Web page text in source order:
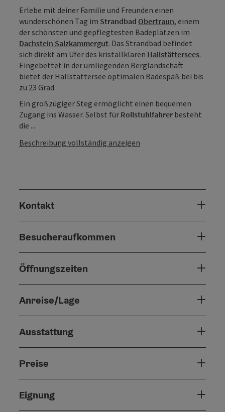
Erlebe mit deiner Familie und Freunden einen
wunderschönen Tag im Strandbad Obertraun, einem
der schönsten und gepflegtesten Badeplätzen im
Dachstein Salzkammergut. Das Strandbad befindet
sich direkt am Ufer des kristallklaren Hallstättersees.
Eingebettet in der umliegenden Berglandschaft
bietet der Hallstättersee optimalen Badespaß bei bis
zu 23 Grad.
Ein großzügiger Steg ermöglicht einen bequemen
Zugang ins Wasser. Selbst für Rollstuhlfahrer besteht
die ...
Beschreibung vollständig anzeigen
Kontakt
Besucheraufkommen
Öffnungszeiten
Anreise/Lage
Ausstattung
Preise
Eignung